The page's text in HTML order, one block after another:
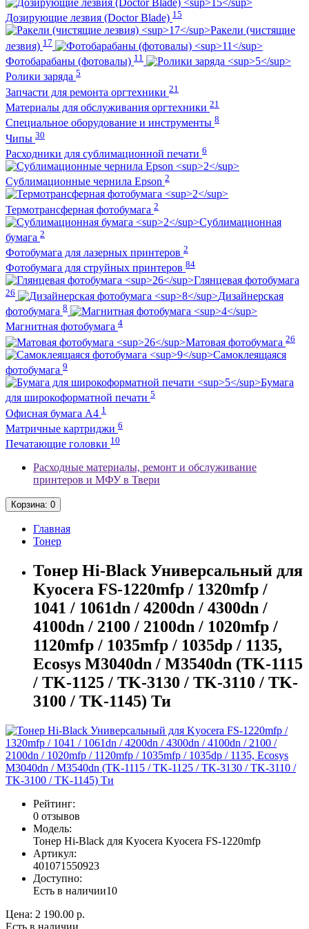
Дозирующие лезвия (Doctor Blade) 15
Ракели (чистящие
лезвия) 17
Фотобарабаны (фотовалы) 11
Ролики заряда 5
Запчасти для ремонта оргтехники 21
Материалы для обслуживания оргтехники 21
Специальное оборудование и инструменты 8
Чипы 30
Расходники для сублимационной печати 6
Сублимационные чернила Epson 2
Термотрансферная фотобумага 2
Сублимационная
бумага 2
Фотобумага для лазерных принтеров 2
Фотобумага для струйных принтеров 84
Глянцевая фотобумага
26
Дизайнерская
фотобумага 8
Магнитная фотобумага 4
Матовая фотобумага 26
Самоклеящаяся
фотобумага 9
Бумага
для широкоформатной печати 5
Офисная бумага А4 1
Матричные картриджи 6
Печатающие головки 10
Расходные материалы, ремонт и обслуживание
принтеров и МФУ в Твери
Корзина: 0
Главная
Тонер
Тонер Hi-Black Универсальный для
Kyocera FS-1220mfp / 1320mfp /
1041 / 1061dn / 4200dn / 4300dn /
4100dn / 2100 / 2100dn / 1020mfp /
1120mfp / 1035mfp / 1035dp / 1135,
Ecosys M3040dn / M3540dn (TK-1115
/ TK-1125 / TK-3130 / TK-3110 / TK-
3100 / TK-1145) Ти
Рейтинг:
0 отзывов
Модель:
Тонер Hi-Black для Kyocera Kyocera FS-1220mfp
Артикул:
401071550923
Доступно:
Есть в наличии10
Цена: 2 190.00 р.